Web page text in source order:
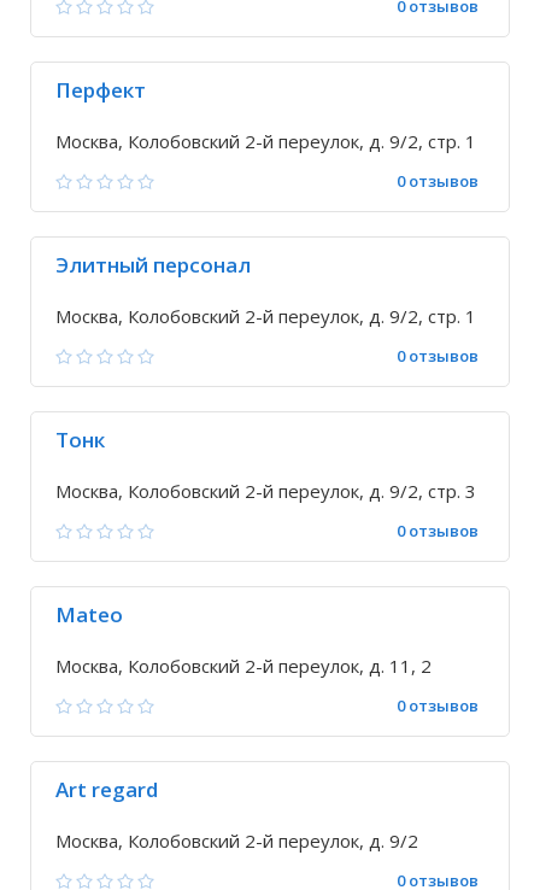
0 отзывов
Перфект
Москва, Колобовский 2-й переулок, д. 9/2, стр. 1
0 отзывов
Элитный персонал
Москва, Колобовский 2-й переулок, д. 9/2, стр. 1
0 отзывов
Тонк
Москва, Колобовский 2-й переулок, д. 9/2, стр. 3
0 отзывов
Mateo
Москва, Колобовский 2-й переулок, д. 11, 2
0 отзывов
Art regard
Москва, Колобовский 2-й переулок, д. 9/2
0 отзывов